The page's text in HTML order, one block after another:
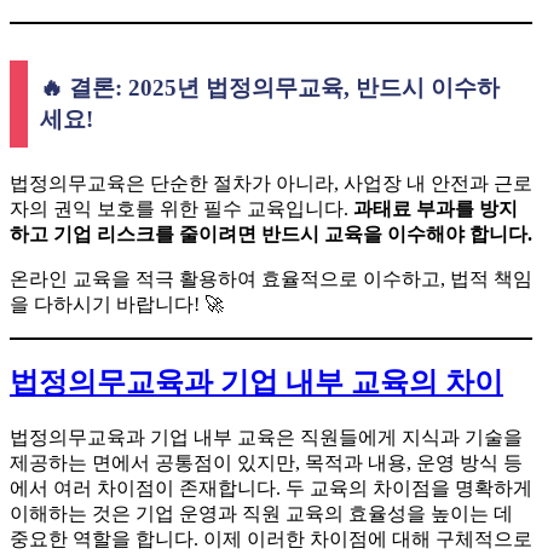
🔥 결론: 2025년 법정의무교육, 반드시 이수하
세요!
법정의무교육은 단순한 절차가 아니라, 사업장 내 안전과 근로
자의 권익 보호를 위한 필수 교육입니다. 과태료 부과를 방지
하고 기업 리스크를 줄이려면 반드시 교육을 이수해야 합니다.
온라인 교육을 적극 활용하여 효율적으로 이수하고, 법적 책임
을 다하시기 바랍니다! 🚀
법정의무교육과 기업 내부 교육의 차이
법정의무교육과 기업 내부 교육은 직원들에게 지식과 기술을
제공하는 면에서 공통점이 있지만, 목적과 내용, 운영 방식 등
에서 여러 차이점이 존재합니다. 두 교육의 차이점을 명확하게
이해하는 것은 기업 운영과 직원 교육의 효율성을 높이는 데
중요한 역할을 합니다. 이제 이러한 차이점에 대해 구체적으로